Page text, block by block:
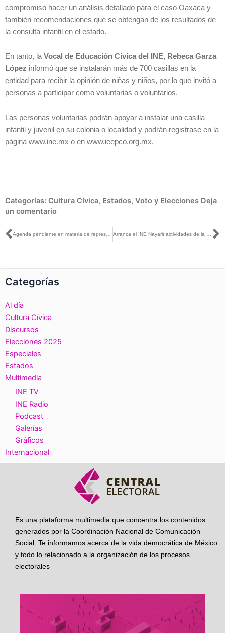
compromiso hacer un análisis detallado para el caso Oaxaca y
también recomendaciones que se obtengan de los resultados de
la consulta infantil en el estado.
En tanto, laVocal de Educación Cívica del INE, Rebeca Garza
López informó que se instalarán más de 700 casillas en la
entidad para recibir la opinión de niñas y niños, por lo que invitó a
personas a participar como voluntarias o voluntarios.
Las personas voluntarias podrán apoyar a instalar una casilla
infantil y juvenil en su colonia o localidad y podrán registrase en la
página www.ine.mx o en www.ieepco.org.mx.
Categorías: Cultura Cívica, Estados, Voto y Elecciones Deja
un comentario
Ant
Categorías
Al día
Cultura Cívica
Discursos
Elecciones 2025
Especiales
Estados
Multimedia
INE TV
INE Radio
Podcast
Galerías
Gráficos
Internacional
Es una plataforma multimedia que concentra los contenidos
generados por la Coordinación Nacional de Comunicación
Social. Te informamos acerca de la vida democrática de México
y todo lo relacionado a la organización de los procesos
electorales